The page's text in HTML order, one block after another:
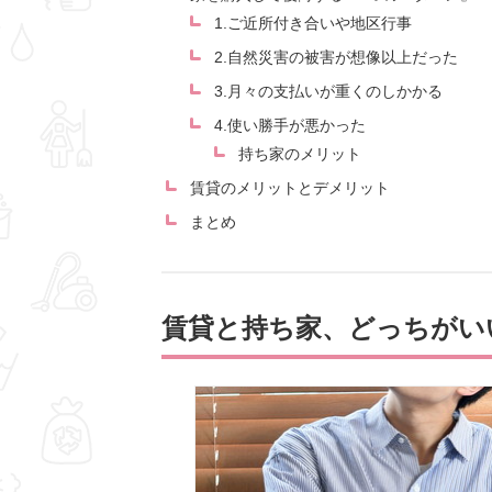
1.ご近所付き合いや地区行事
2.自然災害の被害が想像以上だった
3.月々の支払いが重くのしかかる
4.使い勝手が悪かった
持ち家のメリット
賃貸のメリットとデメリット
まとめ
賃貸と持ち家、どっちが